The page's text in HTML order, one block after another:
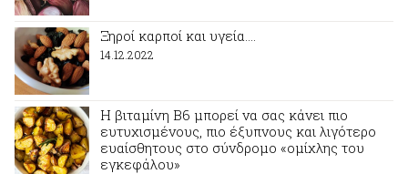
Ξηροί καρποί και υγεία….
14.12.2022
Η βιταμίνη Β6 μπορεί να σας κάνει πιο
ευτυχισμένους, πιο έξυπνους και λιγότερο
ευαίσθητους στο σύνδρομο «ομίχλης του
εγκεφάλου»